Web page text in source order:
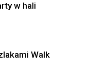
w hali
Walk